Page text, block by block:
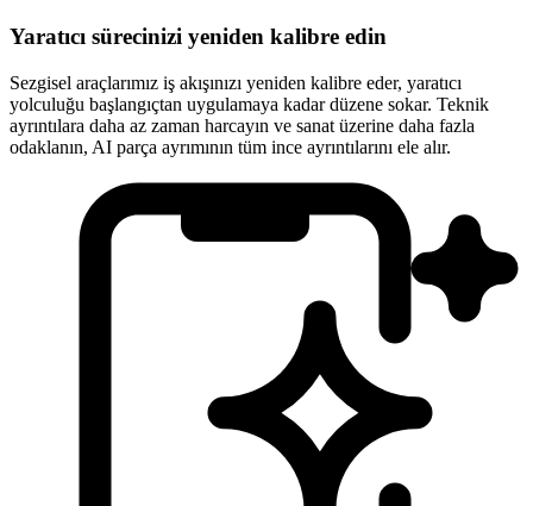
Yaratıcı sürecinizi yeniden kalibre edin
Sezgisel araçlarımız iş akışınızı yeniden kalibre eder, yaratıcı
yolculuğu başlangıçtan uygulamaya kadar düzene sokar. Teknik
ayrıntılara daha az zaman harcayın ve sanat üzerine daha fazla
odaklanın, AI parça ayrımının tüm ince ayrıntılarını ele alır.